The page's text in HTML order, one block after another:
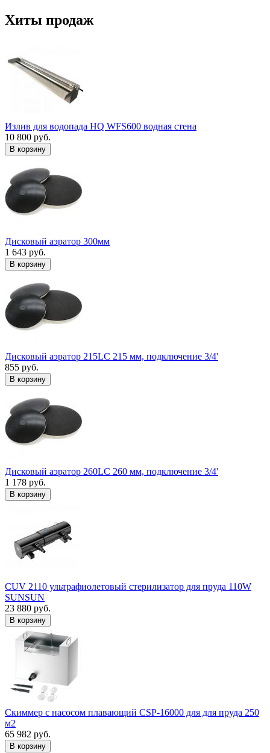
Хиты продаж
Излив для водопада HQ WFS600 водная стена
10 800 руб.
В корзину
Дисковый аэратор 300мм
1 643 руб.
В корзину
Дисковый аэратор 215LC 215 мм, подключение 3/4'
855 руб.
В корзину
Дисковый аэратор 260LC 260 мм, подключение 3/4'
1 178 руб.
В корзину
CUV 2110 ультрафиолетовый стерилизатор для пруда 110W
SUNSUN
23 880 руб.
В корзину
Скиммер с насосом плавающий CSP-16000 для для пруда 250
м2
65 982 руб.
В корзину